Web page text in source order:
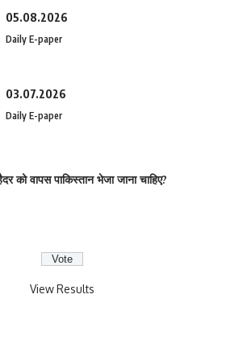
05.08.2026
Daily E-paper
03.07.2026
Daily E-paper
को वापस पाकिस्तान भेजा जाना चाहिए?
View Results